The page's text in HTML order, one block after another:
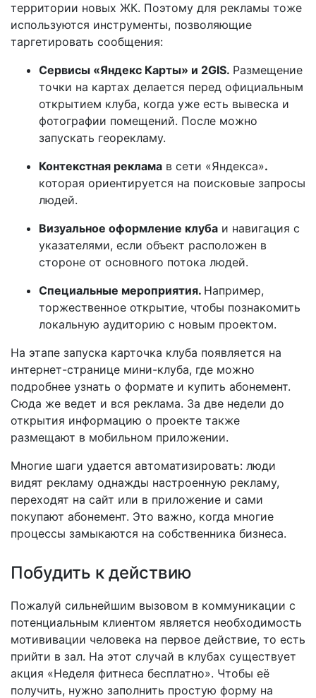
территории новых ЖК. Поэтому для рекламы тоже
используются инструменты, позволяющие
таргетировать сообщения:
Сервисы «Яндекс Карты» и 2GIS. Размещение
точки на картах делается перед официальным
открытием клуба, когда уже есть вывеска и
фотографии помещений. После можно
запускать георекламу.
Контекстная реклама в сети «Яндекса».
которая ориентируется на поисковые запросы
людей.
Визуальное оформление клуба и навигация с
указателями, если объект расположен в
стороне от основного потока людей.
Специальные мероприятия. Например,
торжественное открытие, чтобы познакомить
локальную аудиторию с новым проектом.
На этапе запуска карточка клуба появляется на
интернет-странице мини-клуба, где можно
подробнее узнать о формате и купить абонемент.
Сюда же ведет и вся реклама. За две недели до
открытия информацию о проекте также
размещают в мобильном приложении.
Многие шаги удается автоматизировать: люди
видят рекламу однажды настроенную рекламу,
переходят на сайт или в приложение и сами
покупают абонемент. Это важно, когда многие
процессы замыкаются на собственника бизнеса.
Побудить к действию
Пожалуй сильнейшим вызовом в коммуникации с
потенциальным клиентом является необходимость
мотививации человека на первое действие, то есть
прийти в зал. На этот случай в клубах существует
акция «Неделя фитнеса бесплатно». Чтобы её
получить, нужно заполнить простую форму на